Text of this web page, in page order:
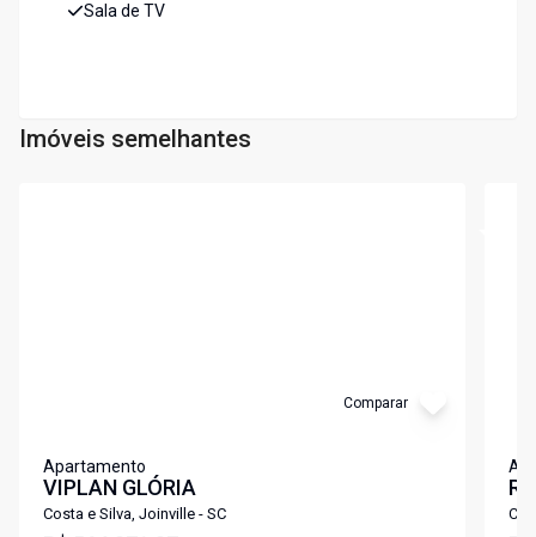
Sala de TV
Imóveis semelhantes
Comparar
Apartamento
VIPLAN GLÓRIA
Costa e Silva, Joinville - SC